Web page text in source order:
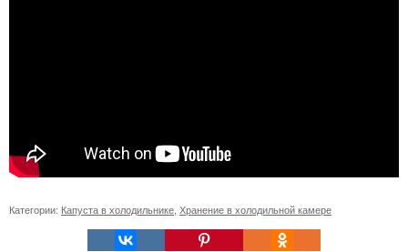
Категории: Капуста в холодильнике Хранение в холодильной камере